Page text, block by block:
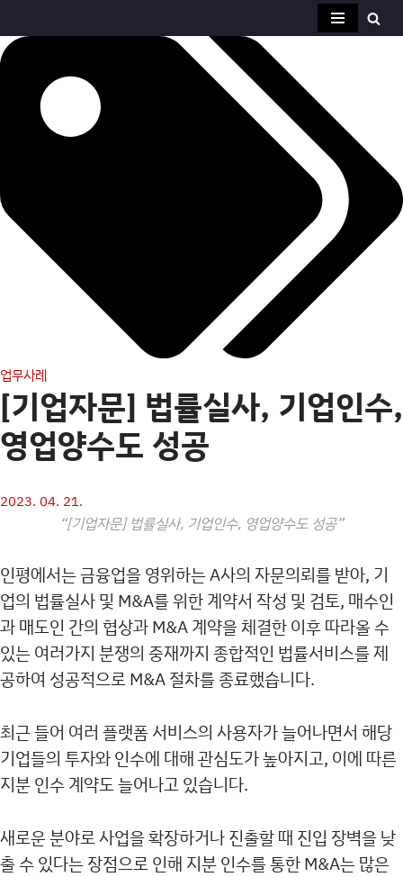
업무사례
[기업자문] 법률실사, 기업인수,
영업양수도 성공
2023. 04. 21.
“[기업자문] 법률실사, 기업인수, 영업양수도 성공”
인평에서는 금융업을 영위하는 A사의 자문의뢰를 받아, 기
업의 법률실사 및 M&A를 위한 계약서 작성 및 검토, 매수인
과 매도인 간의 협상과 M&A 계약을 체결한 이후 따라올 수
있는 여러가지 분쟁의 중재까지 종합적인 법률서비스를 제
공하여 성공적으로 M&A 절차를 종료했습니다.
최근 들어 여러 플랫폼 서비스의 사용자가 늘어나면서 해당
기업들의 투자와 인수에 대해 관심도가 높아지고, 이에 따른
지분 인수 계약도 늘어나고 있습니다.
새로운 분야로 사업을 확장하거나 진출할 때 진입 장벽을 낮
출 수 있다는 장점으로 인해 지분 인수를 통한 M&A는 많은